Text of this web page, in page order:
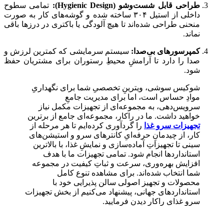
طراحی قابل شست‌وشو (Hygienic Design):
تمامی سطوح
داخلی از استیل ۳۰۴ ساخته شده و گوشه‌های کار به صورت
منحنی طراحی شده‌اند تا هیچ آلودگی یا باکتری در درزها باقی
نماند.
کمپرسورهای بی‌صدا: سیستم سرمایشی که کمترین لرزش و
صدا را دارد تا آرامشِ محیطِ رستوران برای مشتریان حفظ
شود.
شوکیس سوشی، ویترینِ تخصصیِ شما برای نگهداریِ
موادِ حساس است، اما برای مدیریت جامعِ
سرویس‌دهی، به مجموعه‌ای از تجهیزات مکمل نیاز
خواهید داشت. ما در راکار، مجموعه‌ای جامع از برترین
تجهیزات سرو غذا را گردآوری کرده‌ایم تا هر مرحله از
کار، از چیدمانِ حرفه‌ایِ کانترهای سرو و استیشن‌های
سینی تا تجهیزاتِ آماده‌سازی و نمایشِ غذا، با بالاترین
استانداردها انجام شود. تمامی تجهیزات ما با هدف
افزایش بهره‌وری، سرعت و ثباتِ کیفیت در مجموعه
شما انتخاب شده‌اند. برای مشاهده تنوع کامل
محصولات و تجهیز اصولی سالن پذیرایی خود با
استانداردهای جهانی، پیشنهاد می‌کنیم از بخش تجهیزات
سرو غذای راکار دیدن فرمایید.